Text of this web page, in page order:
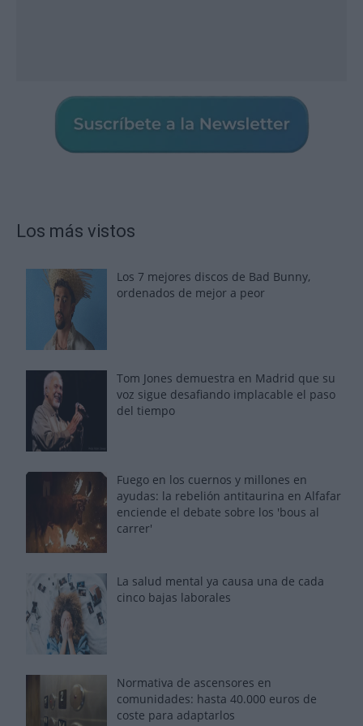
Los más vistos
Los 7 mejores discos de Bad Bunny,
ordenados de mejor a peor
Tom Jones demuestra en Madrid que su
voz sigue desafiando implacable el paso
del tiempo
Fuego en los cuernos y millones en
ayudas: la rebelión antitaurina en Alfafar
enciende el debate sobre los 'bous al
carrer'
La salud mental ya causa una de cada
cinco bajas laborales
Normativa de ascensores en
comunidades: hasta 40.000 euros de
coste para adaptarlos